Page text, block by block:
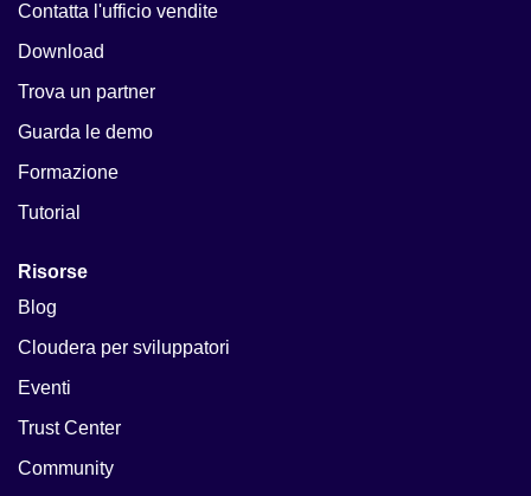
Contatta l'ufficio vendite
Download
Trova un partner
Guarda le demo
Formazione
Tutorial
Risorse
Blog
Cloudera per sviluppatori
Eventi
Trust Center
Community